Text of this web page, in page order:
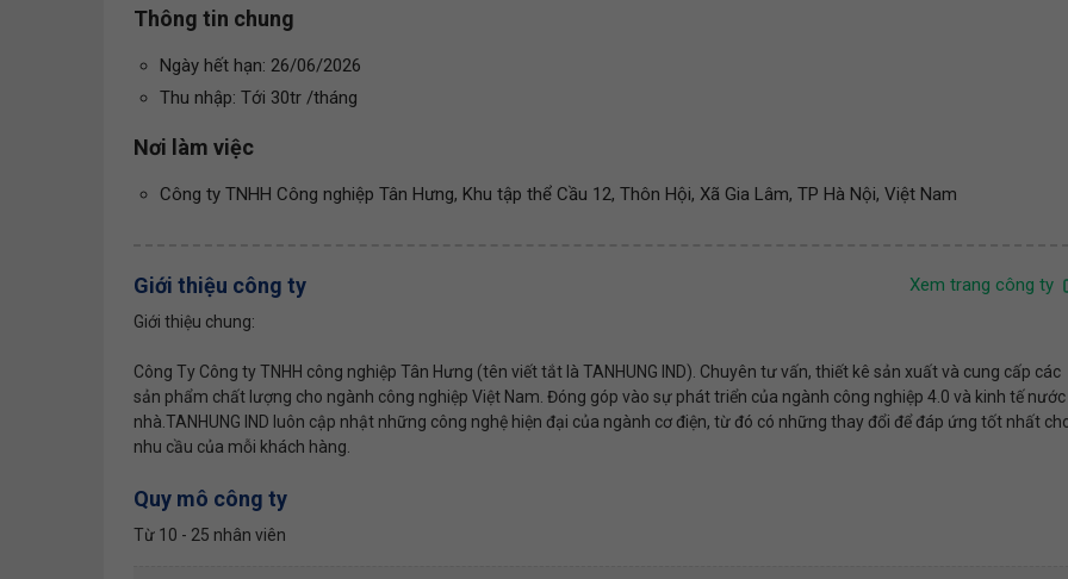
Thông tin chung
Ngày hết hạn: 26/06/2026
Thu nhập: Tới 30tr /tháng
Nơi làm việc
Công ty TNHH Công nghiệp Tân Hưng, Khu tập thể Cầu 12, Thôn Hội, Xã Gia Lâm, TP Hà Nội, Việt Nam
Giới thiệu công ty Xem trang công ty
Giới thiệu chung:
Công Ty Công ty TNHH công nghiệp Tân Hưng (tên viết tắt là TANHUNG IND). Chuyên tư vấn, thiết kê sản xuất và cung cấp các
sản phẩm chất lượng cho ngành công nghiệp Việt Nam. Đóng góp vào sự phát triển của ngành công nghiệp 4.0 và kinh tế nước
nhà.TANHUNG IND luôn cập nhật những công nghệ hiện đại của ngành cơ điện, từ đó có những thay đổi để đáp ứng tốt nhất
nhu cầu của mỗi khách hàng.
Quy mô công ty
Từ 10 - 25 nhân viên